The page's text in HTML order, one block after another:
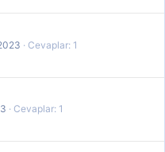
Cevaplar: 1
Cevaplar: 1